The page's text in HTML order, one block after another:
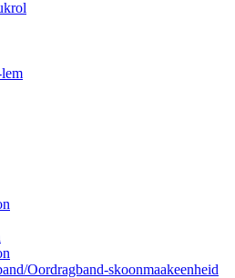
Oordragband-skoonmaakeenheid